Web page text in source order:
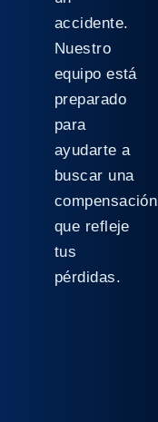
accidente.
Nuestro
equipo está
preparado
para
ayudarte a
buscar una
compensación
que refleje
tus
pérdidas.